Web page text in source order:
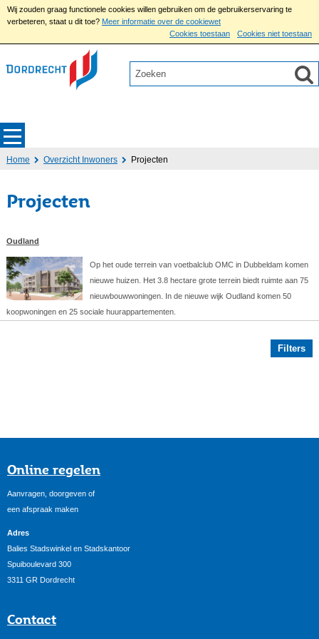
Wij zouden graag functionele cookies willen gebruiken om de gebruikerservaring te
verbeteren, staat u dit toe? Meer informatie over de cookiewet
Cookies toestaan
Cookies niet toestaan
Home Overzicht Inwoners Projecten
Projecten
Oudland
Op het oude terrein van voetbalclub OMC in Dubbeldam komen
nieuwe huizen. Het 3.8 hectare grote terrein biedt ruimte aan 75
nieuwbouwwoningen. In de nieuwe wijk Oudland komen 50
koopwoningen en 25 sociale huurappartementen.
Filters
Online regelen
Aanvragen, doorgeven of
een afspraak maken
Adres
Balies Stadswinkel en Stadskantoor
Spuiboulevard 300
3311 GR Dordrecht
Contact